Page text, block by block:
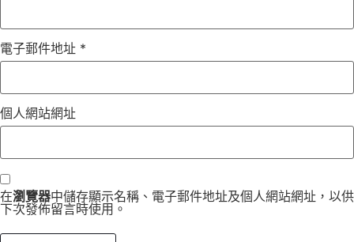
電子郵件地址 *
個人網站網址
在瀏覽器中儲存顯示名稱、電子郵件地址及個人網站網址，以供
下次發佈留言時使用。